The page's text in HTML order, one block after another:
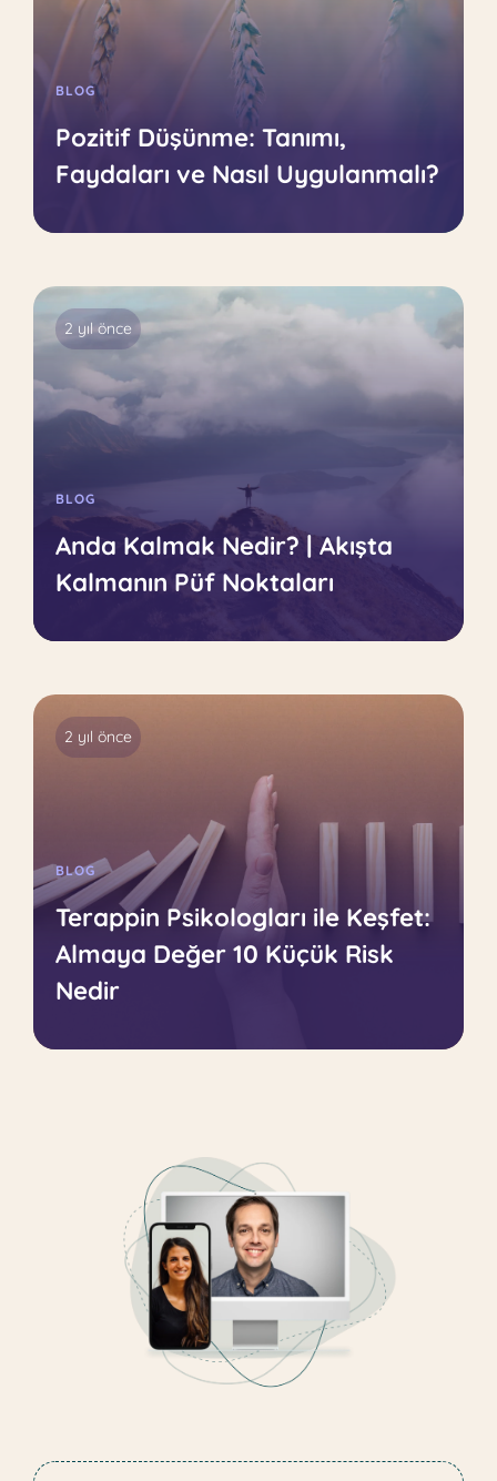
BLOG
Pozitif Düşünme: Tanımı,
Faydaları ve Nasıl Uygulanmalı?
2 yıl önce
BLOG
Anda Kalmak Nedir? | Akışta
Kalmanın Püf Noktaları
2 yıl önce
BLOG
Terappin Psikologları ile Keşfet:
Almaya Değer 10 Küçük Risk
Nedir